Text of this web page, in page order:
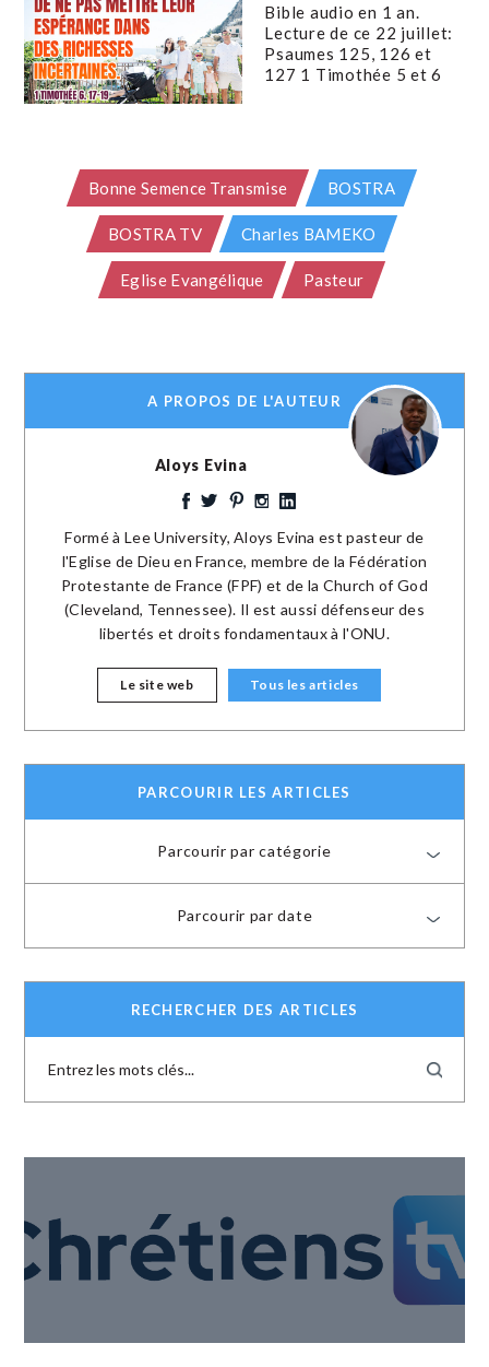
Bible audio en 1 an.
Lecture de ce 22 juillet:
Psaumes 125, 126 et
127 1 Timothée 5 et 6
Bonne Semence Transmise BOSTRA
BOSTRA TV Charles BAMEKO
Eglise Evangélique Pasteur
A PROPOS DE L'AUTEUR
Aloys Evina
Formé à Lee University, Aloys Evina est pasteur de
l'Eglise de Dieu en France, membre de la Fédération
Protestante de France (FPF) et de la Church of God
(Cleveland, Tennessee). Il est aussi défenseur des
libertés et droits fondamentaux à l'ONU.
Le site web Tous les articles
PARCOURIR LES ARTICLES
Parcourir par catégorie
Parcourir par date
RECHERCHER DES ARTICLES